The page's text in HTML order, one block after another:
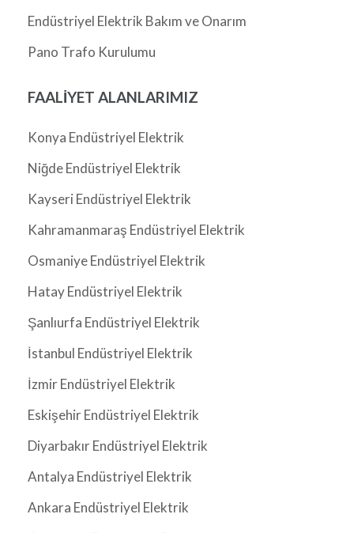
Endüstriyel Elektrik Bakım ve Onarım
Pano Trafo Kurulumu
FAALIYET ALANLARIMIZ
Konya Endüstriyel Elektrik
Niğde Endüstriyel Elektrik
Kayseri Endüstriyel Elektrik
Kahramanmaraş Endüstriyel Elektrik
Osmaniye Endüstriyel Elektrik
Hatay Endüstriyel Elektrik
Şanlıurfa Endüstriyel Elektrik
İstanbul Endüstriyel Elektrik
İzmir Endüstriyel Elektrik
Eskişehir Endüstriyel Elektrik
Diyarbakır Endüstriyel Elektrik
Antalya Endüstriyel Elektrik
Ankara Endüstriyel Elektrik